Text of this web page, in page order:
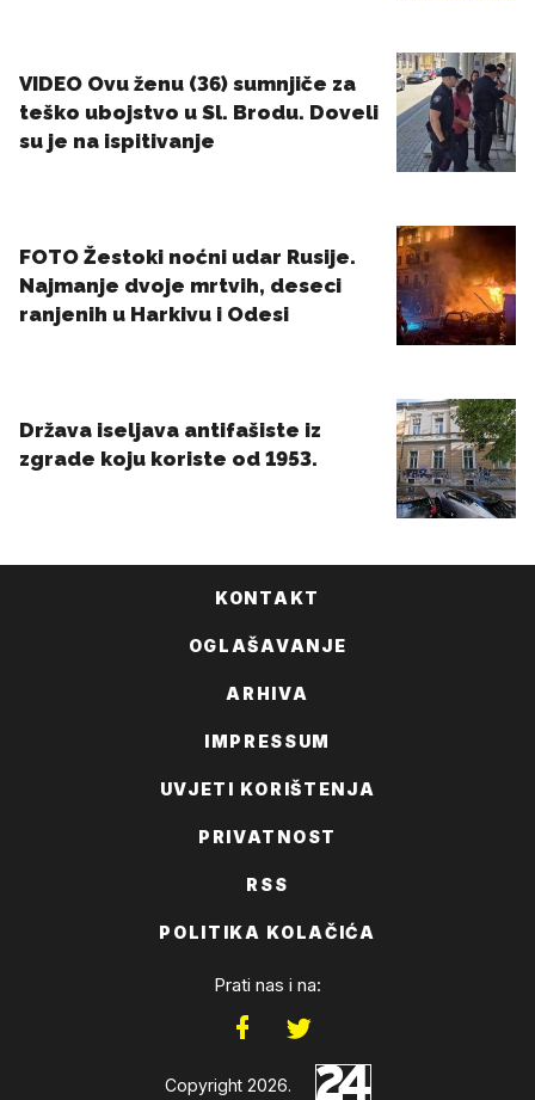
KONTAKT
OGLAŠAVANJE
ARHIVA
IMPRESSUM
UVJETI KORIŠTENJA
PRIVATNOST
RSS
POLITIKA KOLAČIĆA
Prati nas i na:
Copyright 2026.